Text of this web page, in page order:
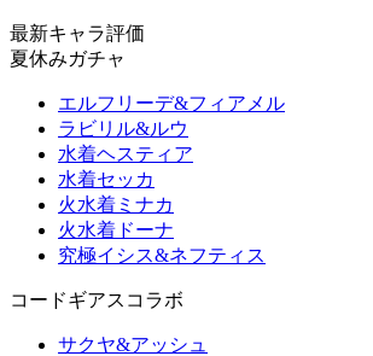
最新キャラ評価
夏休みガチャ
エルフリーデ&フィアメル
ラビリル&ルウ
水着ヘスティア
水着セッカ
火水着ミナカ
火水着ドーナ
究極イシス&ネフティス
コードギアスコラボ
サクヤ&アッシュ